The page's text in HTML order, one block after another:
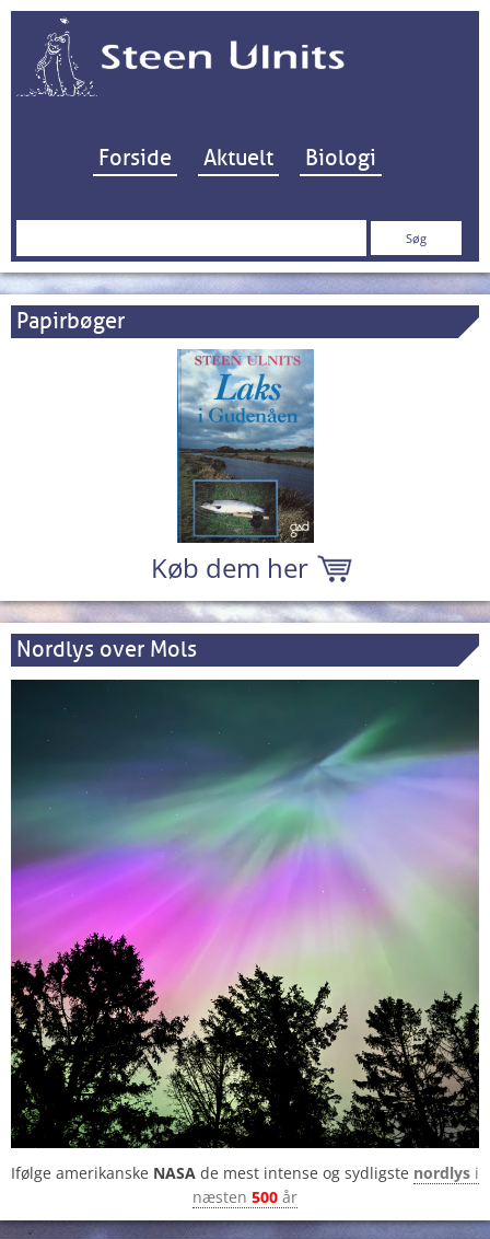
Hop til indhold
Forside Aktuelt Biologi
Søg
Papirbøger
Køb dem her
Nordlys over Mols
Ifølge amerikanske NASA de mest intense og sydligste nordlys i
næsten 500 år